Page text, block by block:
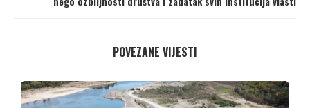
POVEZANE VIJESTI